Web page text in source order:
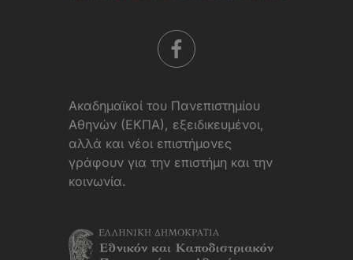
Aκαδημαϊκοί του Πανεπιστημίου
Αθηνών (ΕΚΠΑ), εξειδικευμένοι,
αλλά και νέοι επιστήμονες
γράφουν για την επιστήμη και την
κοινωνία.